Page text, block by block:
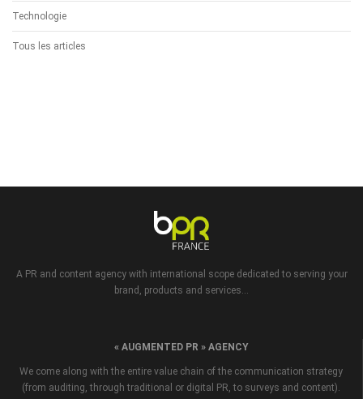
Technologie
Tous les articles
A PR and content agency with international scope dedicated to serving your
brand, products and services...
« AUGMENTED PR » AGENCY
We come along with the entire value chain of the communication strategy
(from auditing, through traditional or digital PR, to surveys and content).